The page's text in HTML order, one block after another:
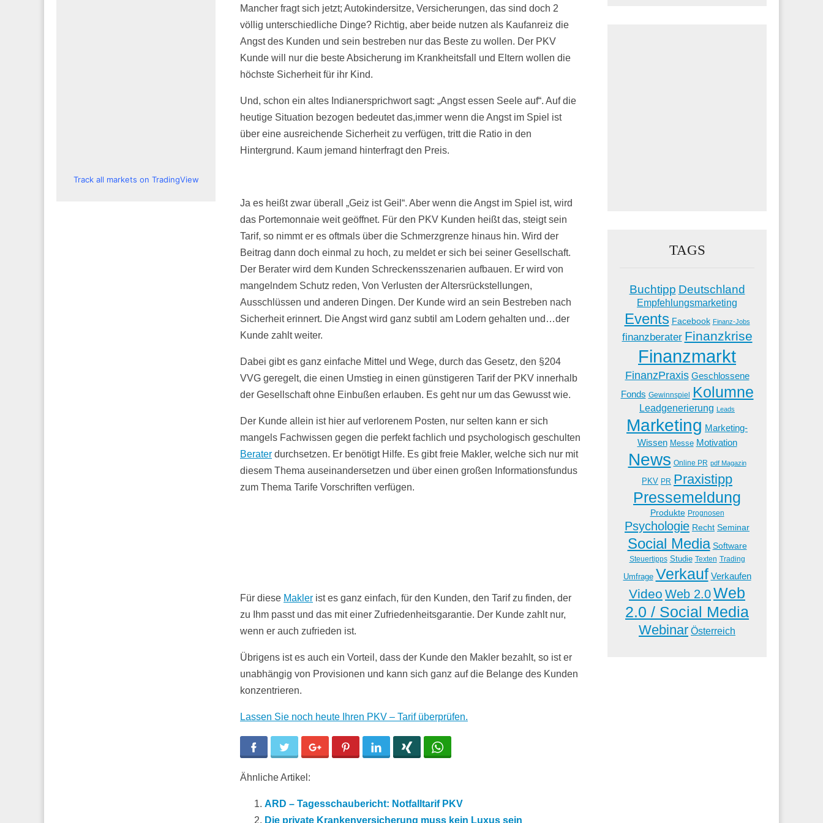
Mancher fragt sich jetzt; Autokindersitze, Versicherungen, das sind doch 2
völlig unterschiedliche Dinge? Richtig, aber beide nutzen als Kaufanreiz die
Angst des Kunden und sein bestreben nur das Beste zu wollen. Der PKV
Kunde will nur die beste Absicherung im Krankheitsfall und Eltern wollen die
höchste Sicherheit für ihr Kind.
Und, schon ein altes Indianersprichwort sagt: „Angst essen Seele auf“. Auf die
heutige Situation bezogen bedeutet das,immer wenn die Angst im Spiel ist
über eine ausreichende Sicherheit zu verfügen, tritt die Ratio in den
Hintergrund. Kaum jemand hinterfragt den Preis.
Ja es heißt zwar überall „Geiz ist Geil“. Aber wenn die Angst im Spiel ist, wird
das Portemonnaie weit geöffnet. Für den PKV Kunden heißt das, steigt sein
Tarif, so nimmt er es oftmals über die Schmerzgrenze hinaus hin. Wird der
Beitrag dann doch einmal zu hoch, zu meldet er sich bei seiner Gesellschaft.
Der Berater wird dem Kunden Schreckensszenarien aufbauen. Er wird von
mangelndem Schutz reden, Von Verlusten der Altersrückstellungen,
Ausschlüssen und anderen Dingen. Der Kunde wird an sein Bestreben nach
Sicherheit erinnert. Die Angst wird ganz subtil am Lodern gehalten und…der
Kunde zahlt weiter.
Dabei gibt es ganz einfache Mittel und Wege, durch das Gesetz, den §204
VVG geregelt, die einen Umstieg in einen günstigeren Tarif der PKV innerhalb
der Gesellschaft ohne Einbußen erlauben. Es geht nur um das Gewusst wie.
Der Kunde allein ist hier auf verlorenem Posten, nur selten kann er sich
mangels Fachwissen gegen die perfekt fachlich und psychologisch geschulten
Berater durchsetzen. Er benötigt Hilfe. Es gibt freie Makler, welche sich nur mit
diesem Thema auseinandersetzen und über einen großen Informationsfundus
zum Thema Tarife Vorschriften verfügen.
Für diese Makler ist es ganz einfach, für den Kunden, den Tarif zu finden, der
zu Ihm passt und das mit einer Zufriedenheitsgarantie. Der Kunde zahlt nur,
wenn er auch zufrieden ist.
Übrigens ist es auch ein Vorteil, dass der Kunde den Makler bezahlt, so ist er
unabhängig von Provisionen und kann sich ganz auf die Belange des Kunden
konzentrieren.
Lassen Sie noch heute Ihren PKV – Tarif überprüfen.
Facebook Twitter Google+ Pinterest LinkedIn
Ähnliche Artikel:
ARD – Tagesschaubericht: Notfalltarif PKV
Die private Krankenversicherung muss kein Luxus sein
Track all markets on TradingView
TAGS
Buchtipp Deutschland
Empfehlungsmarketing
Events Facebook Finanz-Jobs
finanzberater Finanzkrise
Finanzmarkt
FinanzPraxis Geschlossene
Fonds Gewinnspiel Kolumne
Leadgenerierung Leads
Marketing Marketing-
Wissen Messe Motivation
News Online PR pdf Magazin
PKV PR Praxistipp
Pressemeldung
Produkte Prognosen
Psychologie Recht Seminar
Social Media Software
Steuertipps Studie Texten Trading
Umfrage Verkauf Verkaufen
Video Web 2.0Web
2.0 / Social Media
Webinar Österreich